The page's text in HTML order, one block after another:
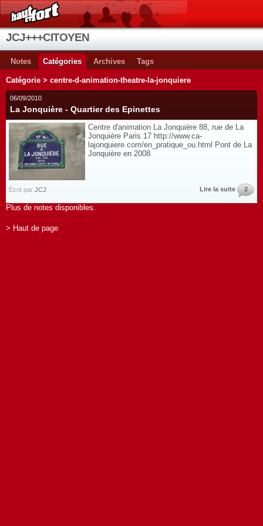
JCJ+++CITOYEN
Notes Catégories Archives Tags
Catégorie > centre-d-animation-theatre-la-jonquiere
06/09/2010
La Jonquière - Quartier des Epinettes
Centre d'animation La Jonquière 88, rue de La
Jonquière Paris 17 http://www.ca-
lajonquiere.com/en_pratique_ou.html Pont de La
Jonquière en 2008
Écrit par JCJ Lire la suite 2
Plus de notes disponibles.
> Haut de page